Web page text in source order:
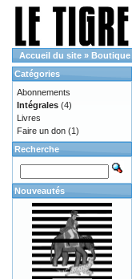
Accueil du site » Boutique
Catégories
Abonnements
Intégrales (4)
Livres
Faire un don (1)
Recherche
Nouveautés